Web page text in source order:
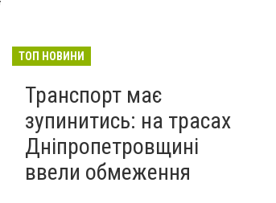
ТОП НОВИНИ
Транспорт має
зупинитись: на трасах
Дніпропетровщині
ввели обмеження